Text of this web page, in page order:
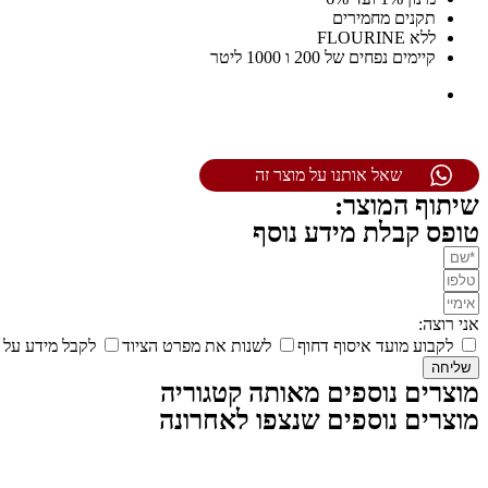
תקנים מחמירים
ללא FLOURINE
קיימים נפחים של 200 ו 1000 ליטר
שאל אותנו על מוצר זה
שיתוף המוצר:
טופס קבלת מידע נוסף
אני רוצה:
לקבוע מועד איסוף דחוף
לשנות את מפרט הציוד לקבל מידע על
שליחה
מוצרים נוספים מאותה קטגוריה
מוצרים נוספים שנצפו לאחרונה